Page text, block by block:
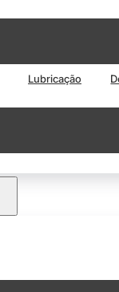
Lubricação